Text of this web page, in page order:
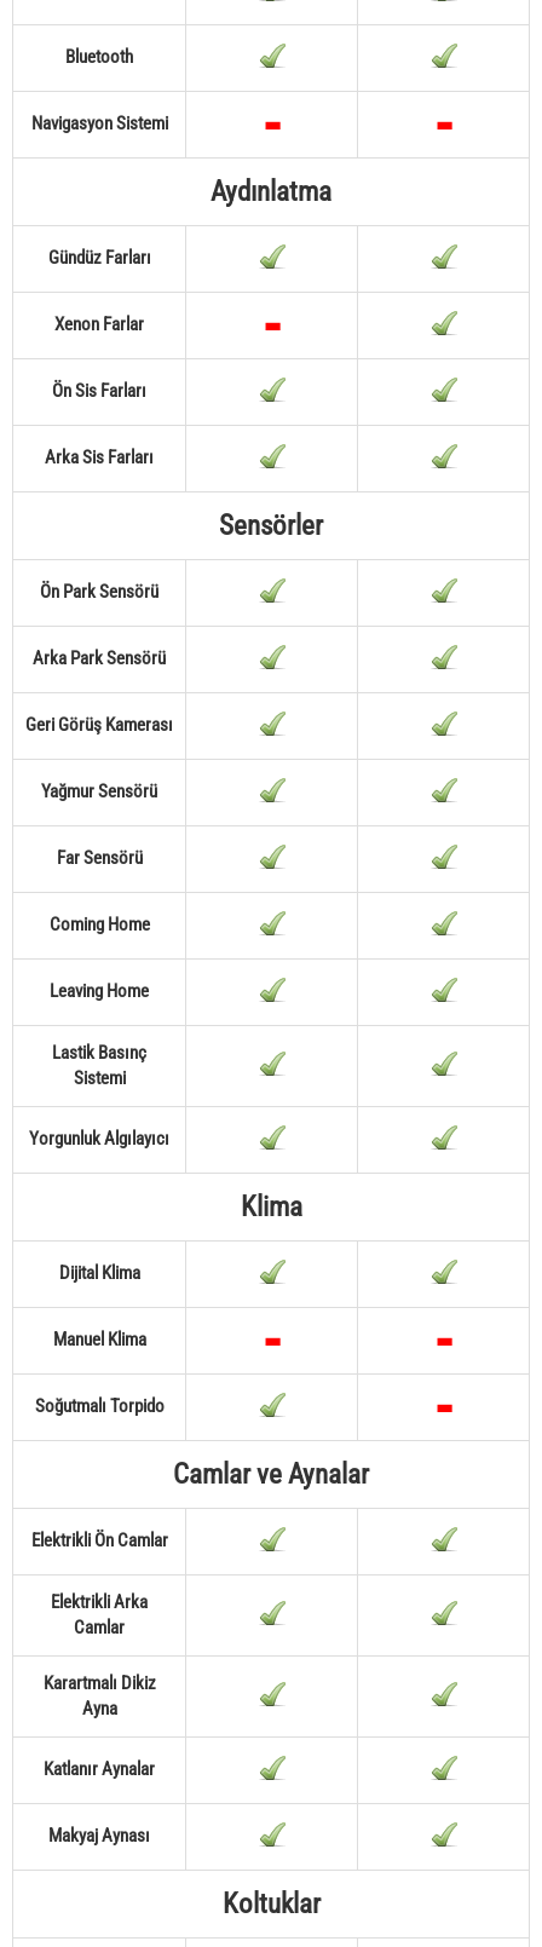
Bluetooth
Navigasyon Sistemi
Aydınlatma
Gündüz Farları
Xenon Farlar
Ön Sis Farları
Arka Sis Farları
Sensörler
Ön Park Sensörü
Arka Park Sensörü
Geri Görüş Kamerası
Yağmur Sensörü
Far Sensörü
Coming Home
Leaving Home
Lastik Basınç
Sistemi
Yorgunluk Algılayıcı
Klima
Dijital Klima
Manuel Klima
Soğutmalı Torpido
Camlar ve Aynalar
Elektrikli Ön Camlar
Elektrikli Arka
Camlar
Karartmalı Dikiz
Ayna
Katlanır Aynalar
Makyaj Aynası
Koltuklar